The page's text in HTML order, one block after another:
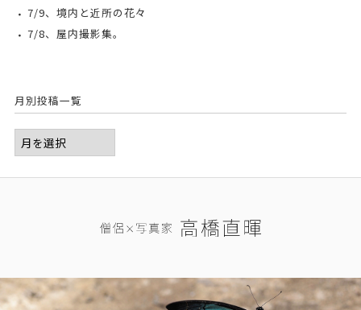
7/9、境内と近所の花々
7/8、屋内撮影集。
月別投稿一覧